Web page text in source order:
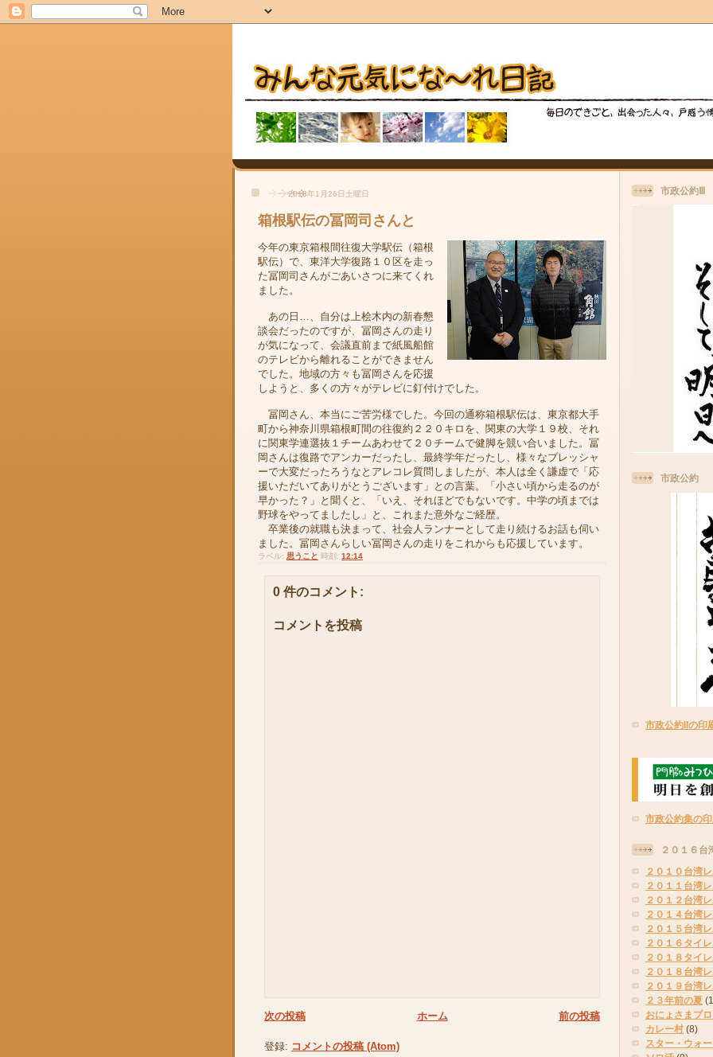
2013年1月26日土曜日
箱根駅伝の冨岡司さんと
今年の東京箱根間往復大学駅伝（箱根
駅伝）で、東洋大学復路１０区を走っ
た冨岡司さんがごあいさつに来てくれ
ました。
あの日…、自分は上桧木内の新春懇
談会だったのですが、冨岡さんの走り
が気になって、会議直前まで紙風船館
のテレビから離れることができません
でした。地域の方々も冨岡さんを応援
しようと、多くの方々がテレビに釘付けでした。
冨岡さん、本当にご苦労様でした。今回の通称箱根駅伝は、東京都大手
町から神奈川県箱根町間の往復約２２０キロを、関東の大学１９校、それ
に関東学連選抜１チームあわせて２０チームで健脚を競い合いました。冨
岡さんは復路でアンカーだったし、最終学年だったし、様々なプレッシャ
ーで大変だったろうなとアレコレ質問しましたが、本人は全く謙虚で「応
援いただいてありがとうございます」との言葉。「小さい頃から走るのが
早かった？」と聞くと、「いえ、それほどでもないです。中学の頃までは
野球をやってましたし」と、これまた意外なご経歴。
卒業後の就職も決まって、社会人ランナーとして走り続けるお話も伺い
ました。冨岡さんらしい冨岡さんの走りをこれからも応援しています。
ラベル: 思うこと 時刻: 12:14
0 件のコメント:
コメントを投稿
次の投稿 前の投稿
ホーム
登録: コメントの投稿 (Atom)
市政公約Ⅲ
市政公約
市政公約IIの印
市政公約集の
２０１６台
２０１０台湾
２０１１台湾
２０１２台湾
２０１４台湾
２０１５台湾
２０１６タイ
２０１８タイ
２０１８台湾
２０１９台湾
２３年前の夏
おにょさまプ
カレー村 (8)
スター・ウォ